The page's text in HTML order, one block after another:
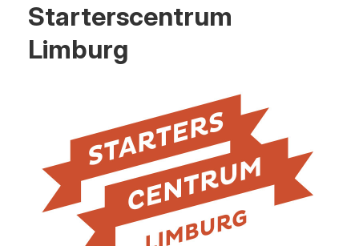
Starterscentrum
Limburg